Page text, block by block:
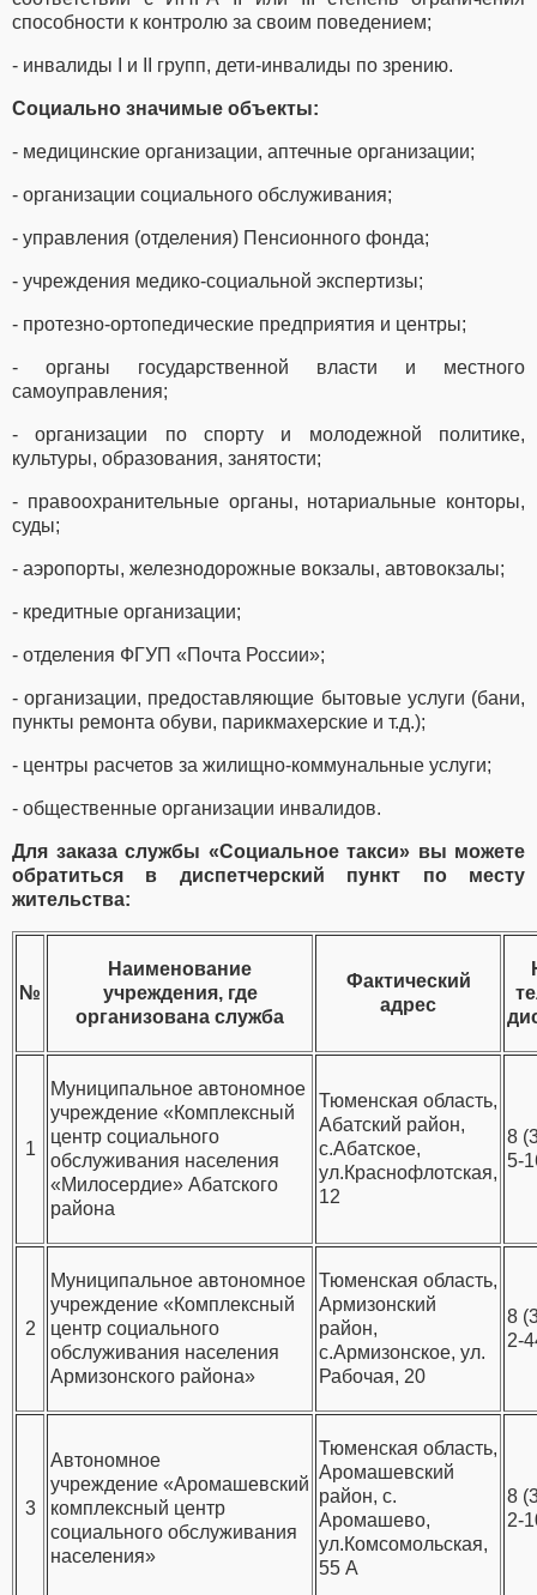
способности к контролю за своим поведением;
- инвалиды I и II групп, дети-инвалиды по зрению.
Социально значимые объекты:
- медицинские организации, аптечные организации;
- организации социального обслуживания;
- управления (отделения) Пенсионного фонда;
- учреждения медико-социальной экспертизы;
- протезно-ортопедические предприятия и центры;
- органы государственной власти и местного
самоуправления;
- организации по спорту и молодежной политике,
культуры, образования, занятости;
- правоохранительные органы, нотариальные конторы,
суды;
- аэропорты, железнодорожные вокзалы, автовокзалы;
- кредитные организации;
- отделения ФГУП «Почта России»;
- организации, предоставляющие бытовые услуги (бани,
пункты ремонта обуви, парикмахерские и т.д.);
- центры расчетов за жилищно-коммунальные услуги;
- общественные организации инвалидов.
Для заказа службы «Социальное такси» вы можете
обратиться в диспетчерский пункт по месту
жительства:
№
Наименование
учреждения, где
организована служба
Фактический
адрес
1
Муниципальное автономное
учреждение «Комплексный
центр социального
обслуживания населения
«Милосердие» Абатского
района
Тюменская область,
Абатский район,
с.Абатское,
ул.Краснофлотская,
12
8
5-
2
Муниципальное автономное
учреждение «Комплексный
центр социального
обслуживания населения
Армизонского района»
Тюменская область,
Армизонский
район,
с.Армизонское, ул.
Рабочая, 20
8
2-
3
Автономное
учреждение «Аромашевский
комплексный центр
социального обслуживания
населения»
Тюменская область,
Аромашевский
район, с.
Аромашево,
ул.Комсомольская,
55 А
8
2-